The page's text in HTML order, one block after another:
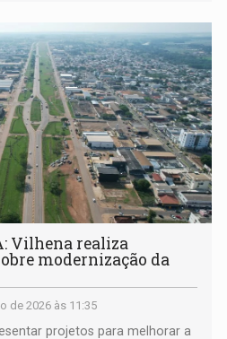
Vilhena realiza
modernização da
de 2026 às 11:35
projetos para melhorar a